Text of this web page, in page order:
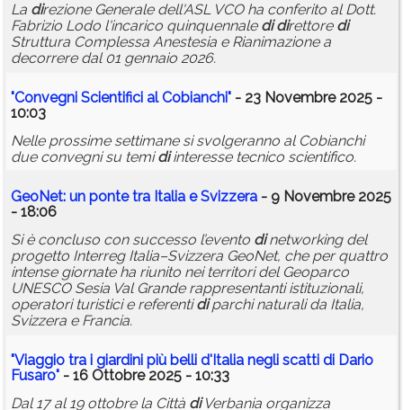
La direzione Generale dell'ASL VCO ha conferito al Dott.
Fabrizio Lodo l'incarico quinquennale di direttore di
Struttura Complessa Anestesia e Rianimazione a
decorrere dal 01 gennaio 2026.
"Convegni Scientifici al Cobianchi" - 23 Novembre 2025 -
10:03
Nelle prossime settimane si svolgeranno al Cobianchi
due convegni su temidiinteresse tecnico scientifico.
GeoNet: un ponte tra Italia e Svizzera - 9 Novembre 2025
- 18:06
Si è concluso con successo l’evento dinetworking del
progetto Interreg Italia–Svizzera GeoNet, che per quattro
intense giornate ha riunito nei territori del Geoparco
UNESCO Sesia Val Grande rappresentanti istituzionali,
operatori turistici e referentidiparchi naturali da Italia,
Svizzera e Francia.
"Viaggio tra i giardini più belli d'Italia negli scatti di Dario
Fusaro" - 16 Ottobre 2025 - 10:33
Dal 17 al 19 ottobre la Città diVerbania organizza